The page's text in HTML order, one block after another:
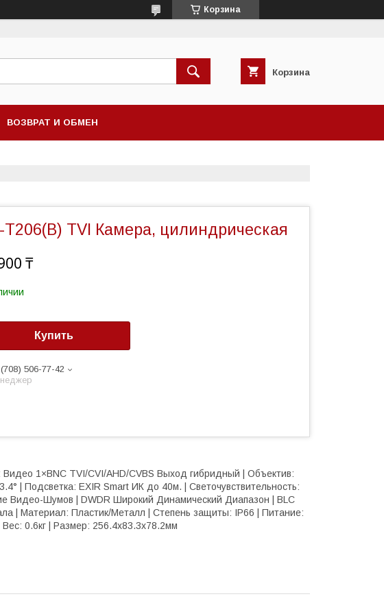
Корзина
Корзина
ВОЗВРАТ И ОБМЕН
T206(B) TVI Камера, цилиндрическая
₸
Купить
506-77-42
1×BNC TVI/CVI/AHD/CVBS Выход гибридный | Объектив:
| Подсветка: EXIR Smart ИК до 40м. | Светочувствительность:
Видео-Шумов | DWDR Широкий Динамический Диапазон | BLC
| Материал: Пластик/Металл | Степень защиты: IP66 | Питание:
0.6кг | Размер: 256.4x83.3x78.2мм